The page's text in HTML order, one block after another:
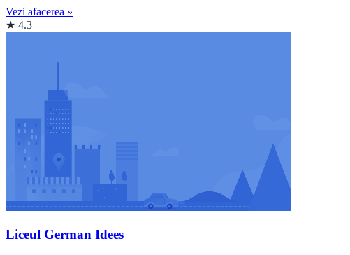
Vezi afacerea »
★ 4.3
Liceul German Idees